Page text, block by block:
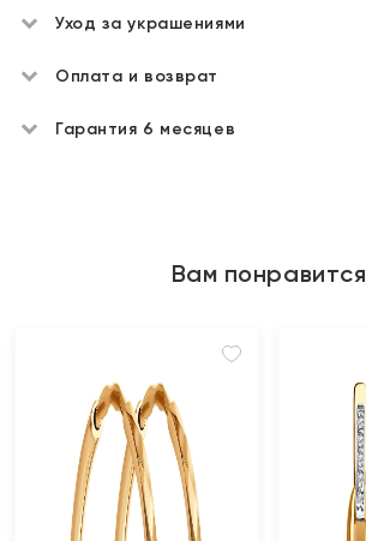
Уход за украшениями
Оплата и возврат
Гарантия 6 месяцев
Вам понравится